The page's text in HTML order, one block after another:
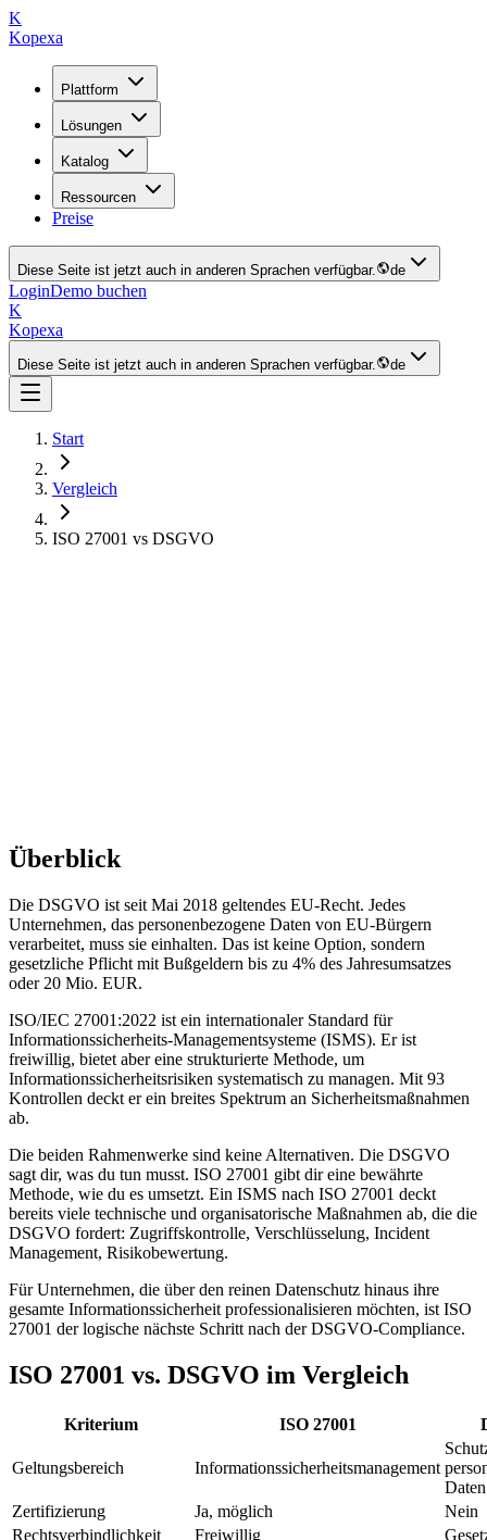
K
Kopexa
Plattform
Lösungen
Katalog
Ressourcen
Preise
Diese Seite ist jetzt auch in anderen Sprachen verfügbar. de
LoginDemo buchen
K
Kopexa
Diese Seite ist jetzt auch in anderen Sprachen verfügbar. de
Start
Vergleich
ISO 27001 vs DSGVO
Überblick
Die DSGVO ist seit Mai 2018 geltendes EU-Recht. Jedes
Unternehmen, das personenbezogene Daten von EU-Bürgern
verarbeitet, muss sie einhalten. Das ist keine Option, sondern
gesetzliche Pflicht mit Bußgeldern bis zu 4% des Jahresumsatzes
oder 20 Mio. EUR.
ISO/IEC 27001:2022 ist ein internationaler Standard für
Informationssicherheits-Managementsysteme (ISMS). Er ist
freiwillig, bietet aber eine strukturierte Methode, um
Informationssicherheitsrisiken systematisch zu managen. Mit 93
Kontrollen deckt er ein breites Spektrum an Sicherheitsmaßnahmen
ab.
Die beiden Rahmenwerke sind keine Alternativen. Die DSGVO
sagt dir, was du tun musst. ISO 27001 gibt dir eine bewährte
Methode, wie du es umsetzt. Ein ISMS nach ISO 27001 deckt
bereits viele technische und organisatorische Maßnahmen ab, die die
DSGVO fordert: Zugriffskontrolle, Verschlüsselung, Incident
Management, Risikobewertung.
Für Unternehmen, die über den reinen Datenschutz hinaus ihre
gesamte Informationssicherheit professionalisieren möchten, ist ISO
27001 der logische nächste Schritt nach der DSGVO-Compliance.
ISO 27001 vs. DSGVO im Vergleich
Kriterium ISO 27001
Geltungsbereich Informationssicherheitsmanagement
Daten
Zertifizierung
Ja, möglich
Nein
Rechtsverbindlichkeit
Freiwillig